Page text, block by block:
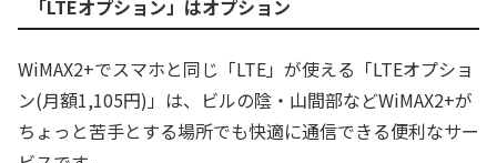
「LTEオプション」はオプション
WiMAX2+でスマホと同じ「LTE」が使える「LTEオプショ
ン(月額1,105円)」は、ビルの陰・山間部などWiMAX2+が
ちょっと苦手とする場所でも快適に通信できる便利なサー